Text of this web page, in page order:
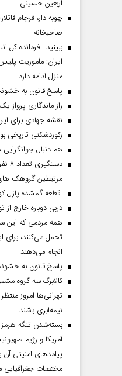
اربعین حسینی
چوبه دار، فرجام
صاحبخانه
ببینید | فرمانده کل
ایران­: مأموریت
منزل ادامه دارد
پاسخ قانون به
راز ماندگاری پرواز
نقشه جهادی برای
رکوردشکنی تاریخی
هم دنبال
مرتبطین گروهک
قطعه گمشده پازل
دربی دوباره خارج از
همه مردمی که این
تحمل می‌کنند، برای
انجام می‌دهند
پاسخ قانون به
کالابرگ سه گروه
تهرانی‌ها امروز
نیمه‌ابری باشند
بسته‌شدن تنگه هرمز
آمریکا و رژیم
پیامد‌های امنیتی
مختصات جغرافیایی